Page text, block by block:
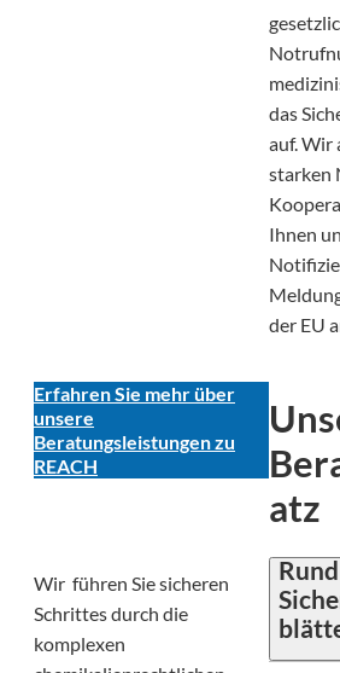
das
auf. Wir
starken
Ihnen
der EU
Erfahren Sie mehr über
unsere
Beratungsleistungen zu
REACH
atz
Wir führen Sie sicheren
Schrittes durch die
komplexen